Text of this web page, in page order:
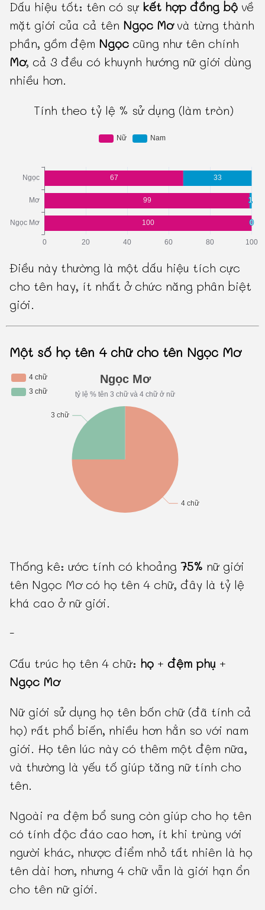
Dấu hiệu tốt: tên có sự kết hợp đồng bộ về
mặt giới của cả tên Ngọc Mơvà từng thành
phần, gồm đệm Ngọc cũng như tên chính
Mơ, cả 3 đều có khuynh hướng nữ giới dùng
nhiều hơn.
Tính theo tỷ lệ % sử dụng (làm tròn)
Điều này thường là một dấu hiệu tích cực
cho tên hay, ít nhất ở chức năng phân biệt
giới.
Một số họ tên 4 chữ cho tên Ngọc Mơ
Thống kê: ước tính có khoảng75% nữ giới
tên Ngọc Mơ có họ tên 4 chữ, đây là tỷ lệ
khá cao ở nữ giới.
-
Cấu trúc họ tên 4 chữ: họ +đệm phụ +
Ngọc Mơ
Nữ giới sử dụng họ tên bốn chữ (đã tính cả
họ) rất phổ biến, nhiều hơn hẳn so với nam
giới. Họ tên lúc này có thêm một đệm nữa,
và thường là yếu tố giúp tăng nữ tính cho
tên.
Ngoài ra đệm bổ sung còn giúp cho họ tên
có tính độc đáo cao hơn, ít khi trùng với
người khác, nhược điểm nhỏ tất nhiên là họ
tên dài hơn, nhưng 4 chữ vẫn là giới hạn ổn
cho tên nữ giới.